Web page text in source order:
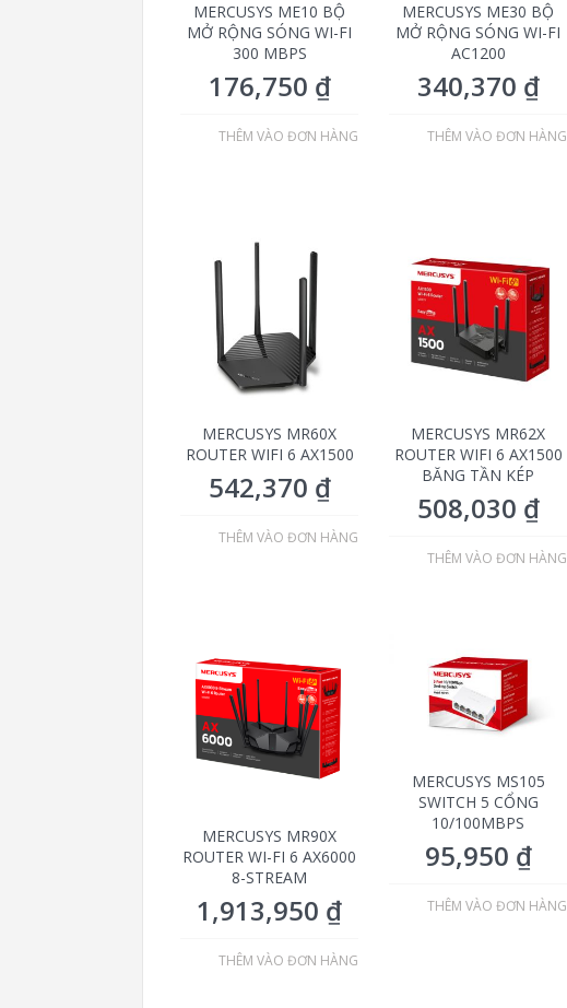
MERCUSYS ME10 BỘ
MỞ RỘNG SÓNG WI-FI
300 MBPS
176,750 ₫
THÊM VÀO ĐƠN HÀNG
MERCUSYS ME30 BỘ
MỞ RỘNG SÓNG WI-FI
AC1200
340,370 ₫
THÊM VÀO ĐƠN HÀNG
MERCUSYS MR60X
ROUTER WIFI 6 AX1500
542,370 ₫
THÊM VÀO ĐƠN HÀNG
MERCUSYS MR62X
ROUTER WIFI 6 AX1500
BĂNG TẦN KÉP
508,030 ₫
THÊM VÀO ĐƠN HÀNG
MERCUSYS MR90X
ROUTER WI-FI 6 AX6000
8-STREAM
1,913,950 ₫
THÊM VÀO ĐƠN HÀNG
MERCUSYS MS105
SWITCH 5 CỔNG
10/100MBPS
95,950 ₫
THÊM VÀO ĐƠN HÀNG